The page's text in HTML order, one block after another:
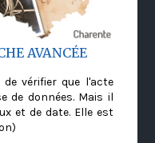
AVANCÉE
vérifier que l'acte
de données. Mais il
et de date. Elle est